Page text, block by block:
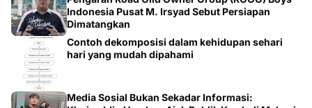
Dimatangkan
Contoh dekomposisi dalam kehidupan sehari
hari yang mudah dipahami
Khoiruddin Harahap Ajak Publik Kembali Maknai